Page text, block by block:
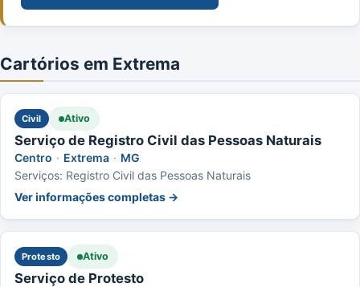
Cartórios em Extrema
Civil Ativo
Serviço de Registro Civil das Pessoas Naturais
Centro · Extrema · MG
Serviços: Registro Civil das Pessoas Naturais
Ver informações completas →
Protesto Ativo
Serviço de Protesto